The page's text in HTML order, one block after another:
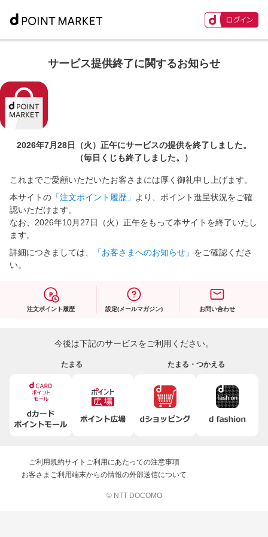
サービス提供終了に関するお知らせ
2026年7月28日（火）正午にサービスの提供を終了しました。
（毎日くじも終了しました。）
これまでご愛顧いただいたお客さまには厚く御礼申し上げます。
本サイトの 「注文ポイント履歴」
より、ポイント進呈状況をご確
認いただけます。
なお、2026年10月27日（火）正午をもって本サイトを終了いたし
ます。
詳細につきましては、
「お客さまへのお知らせ」 をご確認くださ
い。
注文ポイント履歴 設定(メールマガジン) お問い合わせ
今後は下記のサービスをご利用ください。
たまる たまる・つかえる
ご利用規約サイトご利用にあたっての注意事項
お客さまご利用端末からの情報の外部送信について
© NTT DOCOMO